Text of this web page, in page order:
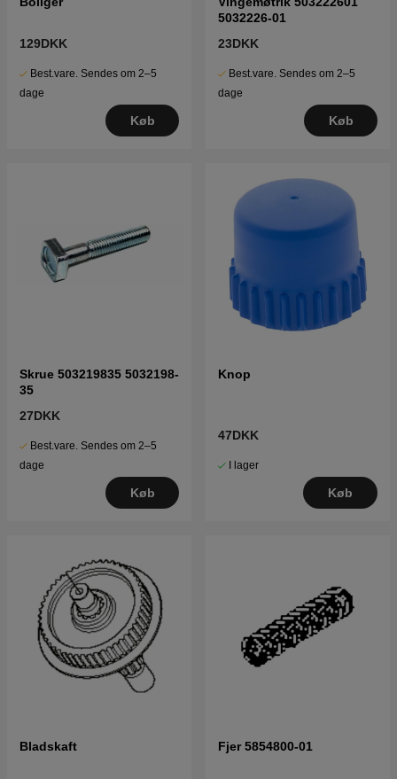
129DKK
Best.vare. Sendes om 2–5
dage
Køb
5032226-01
23DKK
Best.vare. Sendes om 2–5
dage
Køb
Skrue 503219835 5032198-
35
27DKK
Best.vare. Sendes om 2–5
dage
Køb
Knop
47DKK
I lager
Køb
Bladskaft Fjer 5854800-01